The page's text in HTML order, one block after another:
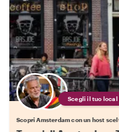
Scegli il tuo
Scopri Amsterdam con un host